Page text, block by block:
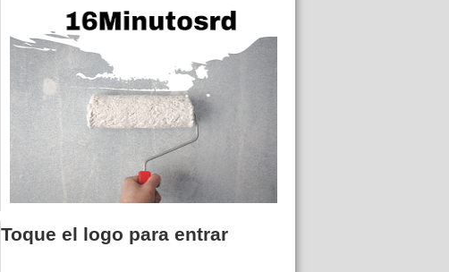
Toque el logo para entrar